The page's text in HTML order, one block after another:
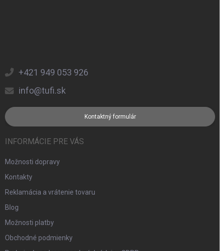
+421 949 053 926
info@tufi.sk
Kontaktný formulár
INFORMÁCIE PRE VÁS
Možnosti dopravy
Kontakty
Reklamácia a vrátenie tovaru
Blog
Možnosti platby
Obchodné podmienky